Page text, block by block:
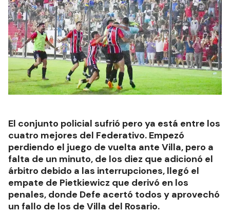
El conjunto policial sufrió pero ya está entre los
cuatro mejores del Federativo. Empezó
perdiendo el juego de vuelta ante Villa, pero a
falta de un minuto, de los diez que adicionó el
árbitro debido a las interrupciones, llegó el
empate de Pietkiewicz que derivó en los
penales, donde Defe acertó todos y aprovechó
un fallo de los de Villa del Rosario.